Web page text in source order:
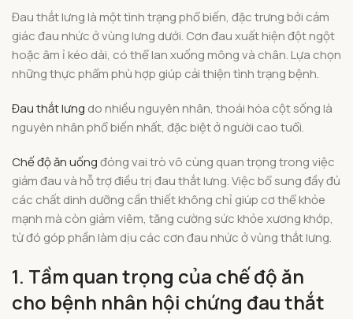
Đau thắt lưng là một tình trạng phổ biến, đặc trưng bởi cảm
giác đau nhức ở vùng lưng dưới. Cơn đau xuất hiện đột ngột
hoặc âm ỉ kéo dài, có thể lan xuống mông và chân. Lựa chọn
những thực phẩm phù hợp giúp cải thiện tình trạng bệnh.
Đau thắt lưng do nhiều nguyên nhân, thoái hóa cột sống là
nguyên nhân phổ biến nhất, đặc biệt ở người cao tuổi.
Chế độ ăn uốngđóng vai trò vô cùng quan trọng trong việc
giảm đau và hỗ trợ điều trị đau thắt lưng. Việc bổ sung đầy đủ
các chất dinh dưỡng cần thiết không chỉ giúp cơ thể khỏe
mạnh mà còn giảm viêm, tăng cường sức khỏe xương khớp,
từ đó góp phần làm dịu các cơn đau nhức ở vùng thắt lưng.
1. Tầm quan trọng của chế độ ăn
cho bệnh nhân hội chứng đau thắt